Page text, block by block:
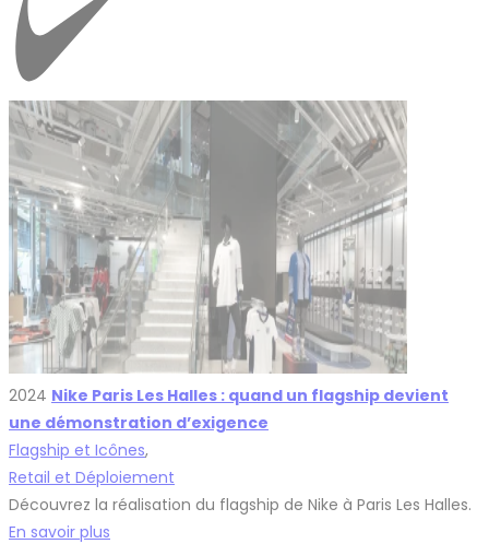
2024 Nike Paris Les Halles : quand un flagship devient
une démonstration d’exigence
Flagship et Icônes,
Retail et Déploiement
Découvrez la réalisation du flagship de Nike à Paris Les Halles.
En savoir plus